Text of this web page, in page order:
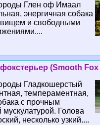
Глен оф Имаал
энергичная собака
и свободными
(Smooth Fox
Гладкошерстый
темпераментная,
с прочным
мускулатурой. Голова
несколько узкий....